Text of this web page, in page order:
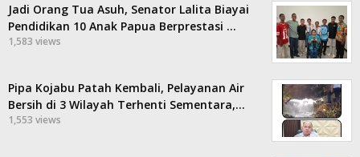
Jadi Orang Tua Asuh, Senator Lalita Biayai
Pendidikan 10 Anak Papua Berprestasi …
1,583 views
Pipa Kojabu Patah Kembali, Pelayanan Air
Bersih di 3 Wilayah Terhenti Sementara,…
1,553 views